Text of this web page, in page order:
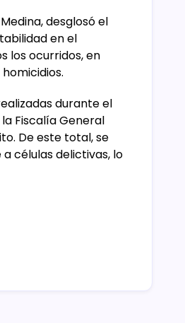
desglosó el
en el
los ocurridos, en
durante el
Fiscalía General
De este total, se
células delictivas, lo